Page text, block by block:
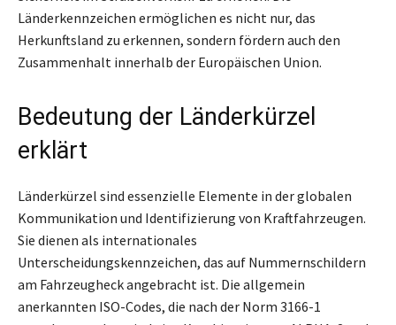
Länderkennzeichen ermöglichen es nicht nur, das
Herkunftsland zu erkennen, sondern fördern auch den
Zusammenhalt innerhalb der Europäischen Union.
Bedeutung der Länderkürzel
erklärt
Länderkürzel sind essenzielle Elemente in der globalen
Kommunikation und Identifizierung von Kraftfahrzeugen.
Sie dienen als internationales
Unterscheidungskennzeichen, das auf Nummernschildern
am Fahrzeugheck angebracht ist. Die allgemein
anerkannten ISO-Codes, die nach der Norm 3166-1